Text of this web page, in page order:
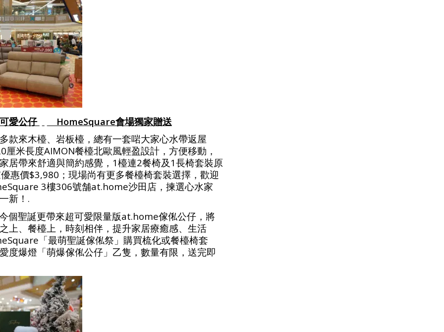
愛公仔
HomeSquare會場獨家贈送
款來木檯、岩板檯，總有一套啱大家心水帶返屋
厘米長度AIMON餐檯北歐風輕盈設計，方便移動，
居帶來舒適與簡約感覺，1檯連2餐椅及1長椅套裝原
惠價$3,980；現場尚有更多餐檯椅套裝選擇，歡迎
3樓306號舗at.home沙田店，揀選心水家
新！.
個聖誕更帶來超可愛限量版at.home傢俬公仔，將
上、餐檯上，時刻相伴，提升家居療癒感、生活
「最萌聖誕傢俬祭」購買梳化或餐檯椅套
度爆燈「萌爆傢俬公仔」乙隻，數量有限，送完即